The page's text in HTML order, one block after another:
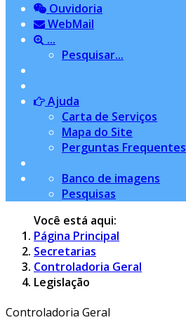
Ouvidoria
WebMail
...
Pesquisar...
Ajuda
Carta de Serviços
Mapa do Site
Perguntas Frequentes
Banco de imagens
Pesquisas
Você está aqui:
Página Principal
Secretarias
Controladoria Geral
Legislação
Controladoria Geral